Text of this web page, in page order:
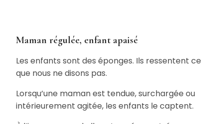
Maman régulée, enfant apaisé
Les enfants sont des éponges. Ils ressentent ce
que nous ne disons pas.
Lorsqu’une maman est tendue, surchargée ou
intérieurement agitée, les enfants le captent.